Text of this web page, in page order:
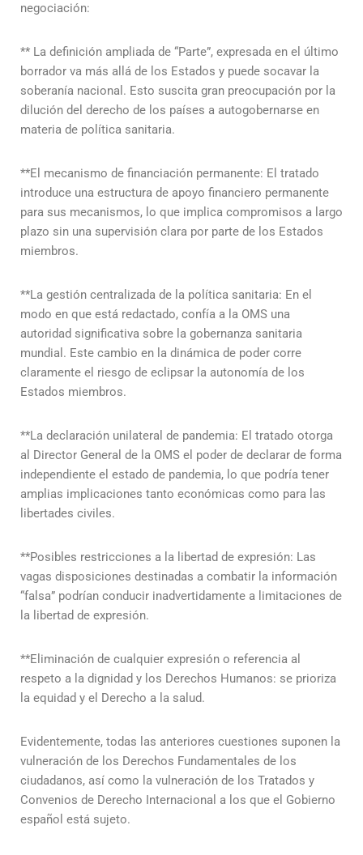
negociación:
** La definición ampliada de “Parte”, expresada en el último
borrador va más allá de los Estados y puede socavar la
soberanía nacional. Esto suscita gran preocupación por la
dilución del derecho de los países a autogobernarse en
materia de política sanitaria.
**El mecanismo de financiación permanente: El tratado
introduce una estructura de apoyo financiero permanente
para sus mecanismos, lo que implica compromisos a largo
plazo sin una supervisión clara por parte de los Estados
miembros.
**La gestión centralizada de la política sanitaria: En el
modo en que está redactado, confía a la OMS una
autoridad significativa sobre la gobernanza sanitaria
mundial. Este cambio en la dinámica de poder corre
claramente el riesgo de eclipsar la autonomía de los
Estados miembros.
**La declaración unilateral de pandemia: El tratado otorga
al Director General de la OMS el poder de declarar de forma
independiente el estado de pandemia, lo que podría tener
amplias implicaciones tanto económicas como para las
libertades civiles.
**Posibles restricciones a la libertad de expresión: Las
vagas disposiciones destinadas a combatir la información
“falsa” podrían conducir inadvertidamente a limitaciones de
la libertad de expresión.
**Eliminación de cualquier expresión o referencia al
respeto a la dignidad y los Derechos Humanos: se prioriza
la equidad y el Derecho a la salud.
Evidentemente, todas las anteriores cuestiones suponen la
vulneración de los Derechos Fundamentales de los
ciudadanos, así como la vulneración de los Tratados y
Convenios de Derecho Internacional a los que el Gobierno
español está sujeto.